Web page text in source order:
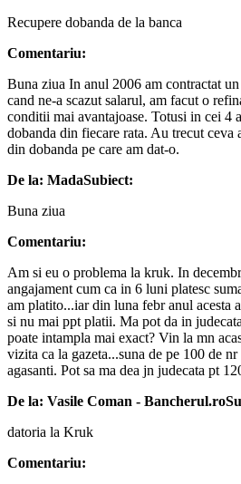
Recupere dobanda de la banca
Comentariu:
Buna ziua In anul 2006 am contractat
cand ne-a scazut salarul, am facut o
conditii mai avantajoase. Totusi in cei 4
dobanda din fiecare rata. Au trecut ceva
din dobanda pe care am dat-o.
De la: MadaSubiect:
Buna ziua
Comentariu:
Am si eu o problema la kruk. In
angajament cum ca in 6 luni platesc
am platito...iar din luna febr anul acesta
si nu mai ppt platii. Ma pot da in
poate intampla mai exact? Vin la mn
vizita ca la gazeta...suna de pe 100 de
agasanti. Pot sa ma dea jn judecata pt
De la: Vasile Coman - Bancherul.ro
datoria la Kruk
Comentariu: